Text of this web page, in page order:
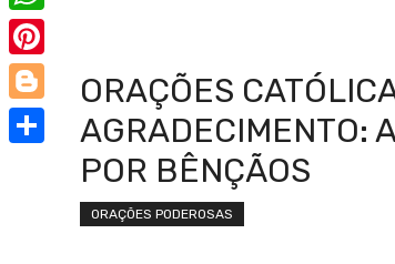
ORAÇÕES
AGRADECIMENTO:
POR BÊNÇÃOS
ORAÇÕES PODEROSAS
WhatsApp
Pinterest
Blogger